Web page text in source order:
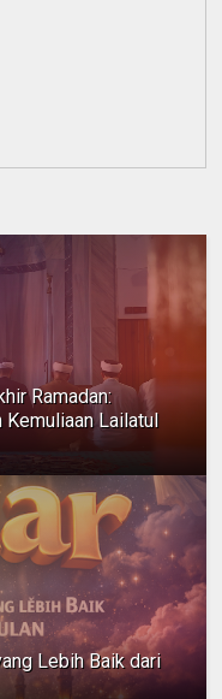
Ramadan:
Kemuliaan Lailatul
Lebih Baik dari